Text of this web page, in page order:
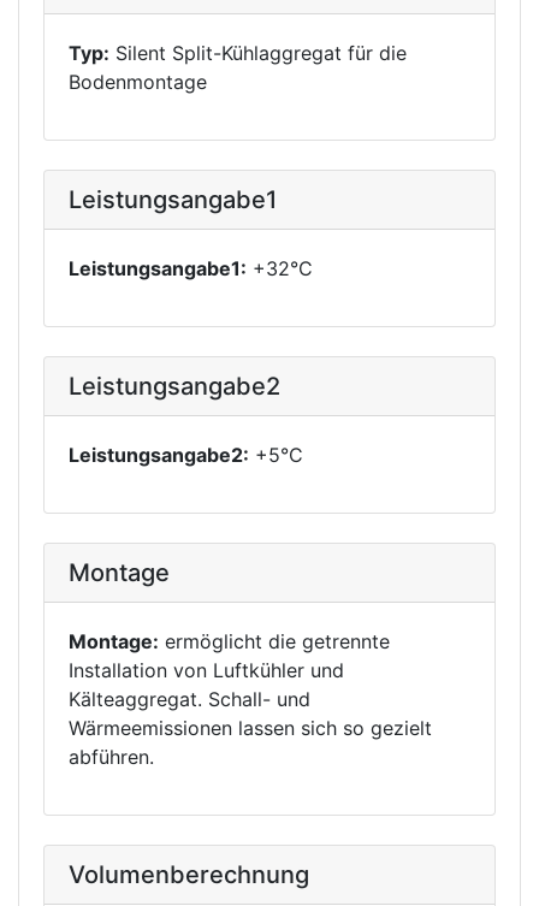
Typ: Silent Split-Kühlaggregat für die
Bodenmontage
Leistungsangabe1
Leistungsangabe1: +32°C
Leistungsangabe2
Leistungsangabe2: +5°C
Montage
Montage: ermöglicht die getrennte
Installation von Luftkühler und
Kälteaggregat. Schall- und
Wärmeemissionen lassen sich so gezielt
abführen.
Volumenberechnung